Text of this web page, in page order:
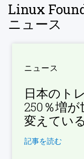
Linux
ニュース
ニュース
日本のト
250％増
変えてい
記事を読む